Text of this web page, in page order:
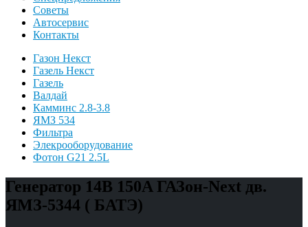
Советы
Автосервис
Контакты
Газон Некст
Газель Некст
Газель
Валдай
Камминс 2.8-3.8
ЯМЗ 534
Фильтра
Элекрооборудование
Фотон G21 2.5L
Генератор 14B 150A ГАЗон-Next дв.
ЯМЗ-5344 ( БАТЭ)